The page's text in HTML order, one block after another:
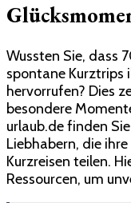
Wussten Sie, dass
spontane Kurztrips
hervorrufen? Dies
besondere
urlaub.de finden
Liebhabern, die
Kurzreisen teilen.
Ressourcen, um